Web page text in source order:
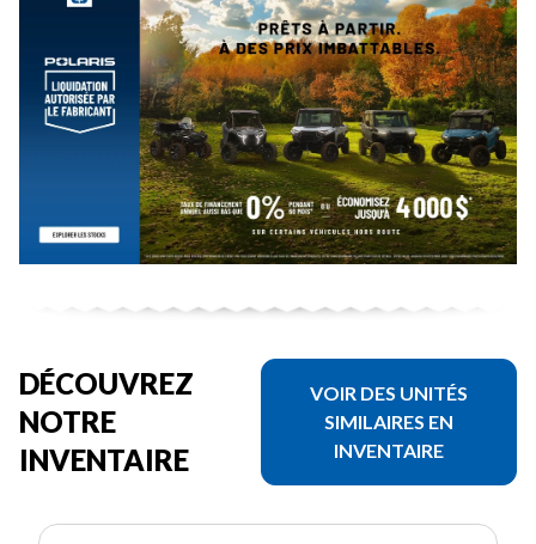
DÉCOUVREZ
NOTRE
INVENTAIRE
VOIR DES UNITÉS
SIMILAIRES EN
INVENTAIRE